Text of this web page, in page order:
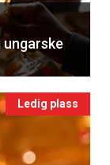
ungarske
Ledig plass